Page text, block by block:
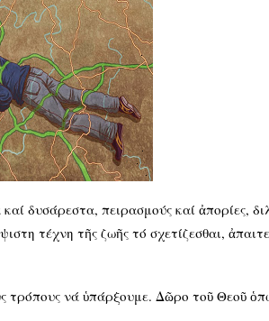
δυσάρεστα, πειρασμούς καί ἀπορίες,
τέχνη τῆς ζωῆς τό σχετίζεσθαι,
τρόπους νά ὑπάρξουμε. Δῶρο τοῦ Θεοῦ